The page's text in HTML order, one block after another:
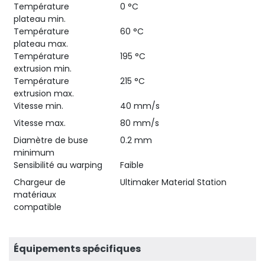
Température
plateau min.
0 °C
Température
plateau max.
60 °C
Température
extrusion min.
195 °C
Température
extrusion max.
215 °C
Vitesse min.
40 mm/s
Vitesse max.
80 mm/s
Diamètre de buse
minimum
0.2 mm
Sensibilité au warping
Faible
Chargeur de
matériaux
compatible
Ultimaker Material Station
Équipements spécifiques